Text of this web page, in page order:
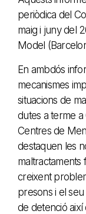
periòdica del
maig i juny del
Model
En ambdós
mecanismes
situacions de
dutes a terme a
Centres de
destaquen les
maltractaments
creixent
presons i el
de detenció així